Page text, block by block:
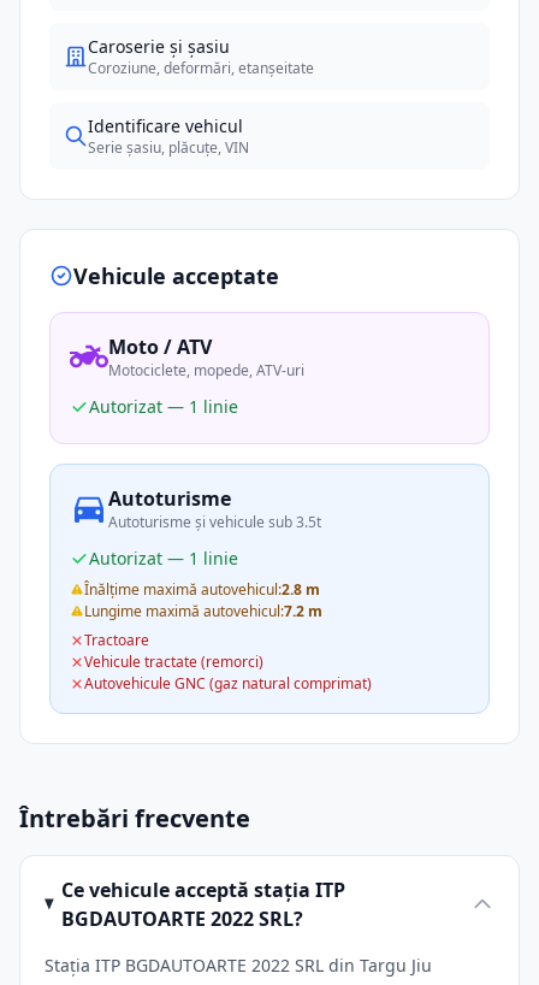
Caroserie și șasiu
Coroziune, deformări, etanșeitate
Identificare vehicul
Serie șasiu, plăcuțe, VIN
Vehicule acceptate
Moto / ATV
Motociclete, mopede, ATV-uri
Autorizat — 1 linie
Autoturisme
Autoturisme și vehicule sub 3.5t
Autorizat — 1 linie
Înălțime maximă autovehicul:2.8 m
Lungime maximă autovehicul:7.2 m
Tractoare
Vehicule tractate (remorci)
Autovehicule GNC (gaz natural comprimat)
Întrebări frecvente
Ce vehicule acceptă stația ITP
BGDAUTOARTE 2022 SRL?
Stația ITP BGDAUTOARTE 2022 SRL din Targu Jiu